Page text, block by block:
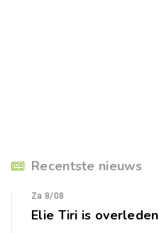
Recentste nieuws
Za 8/08
Elie Tiri is overleden